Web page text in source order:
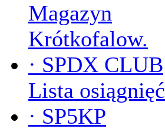
Magazyn
Krótkofalow.
· SPDX CLUB
Lista osiągnięć
· SP5KP